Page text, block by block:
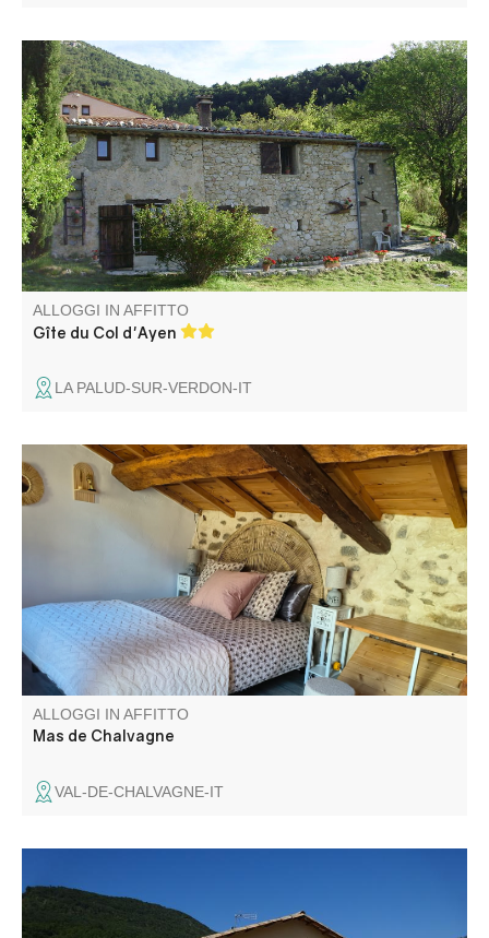
Appartement situé dans une maison mitoyenne à celle
des propriétaires, le gîte de Nathalie et Olivier est situé en
pleine nature, à deux kilomètres du village de La Palud
sur Verdon.
ALLOGGI IN AFFITTO
Gîte du Col d'Ayen
LA PALUD-SUR-VERDON-IT
Laetitia et Robert vous accueillent au Mas de Chalvagne
dans un cadre naturel où calme et convivialité se
rencontrent. Ce lieu enchanteur propose plusieurs
chambres, parfait pour une escapade loin de l'agitation
ALLOGGI IN AFFITTO
Mas de Chalvagne
VAL-DE-CHALVAGNE-IT
Casa indipendente in zona tranquilla ai margini del paese,
giardino non recintato e terrazza.